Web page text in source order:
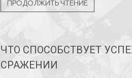
ПРОДОЛЖИТЬ ЧТЕНИЕ
ЧТО СПОСОБСТВУЕТ
СРАЖЕНИИ